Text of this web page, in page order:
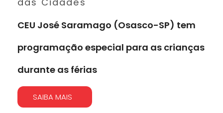
CEU José Saramago (Osasco-SP) tem
programação especial para as crianças
durante as férias
SAIBA MAIS